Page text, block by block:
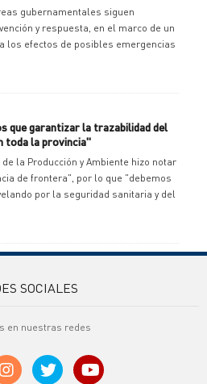
gubernamentales siguen
y respuesta, en el marco de un
los efectos de posibles emergencias
que garantizar la trazabilidad del
toda la provincia"
la Producción y Ambiente hizo notar
de frontera", por lo que "debemos
por la seguridad sanitaria y del
SOCIALES
en nuestras redes